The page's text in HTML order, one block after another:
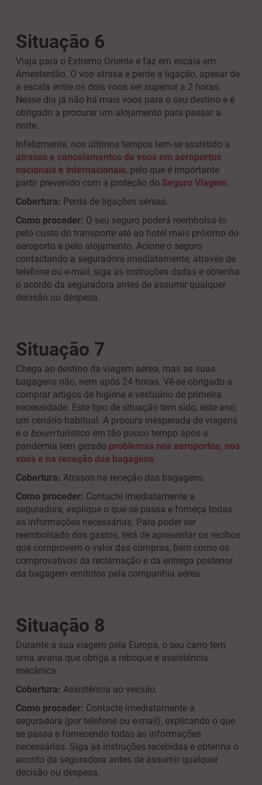
Situação 6
Viaja para o Extremo Oriente e faz em escala em
Amesterdão. O voo atrasa e perde a ligação, apesar de
a escala entre os dois voos ser superior a 2 horas.
Nesse dia já não há mais voos para o seu destino e é
obrigado a procurar um alojamento para passar a
noite.
Infelizmente, nos últimos tempos tem-se assistido a
atrasos e cancelamentos de voos em aeroportos
nacionais e internacionais, pelo que é importante
partir prevenido com a proteção do Seguro Viagem.
Cobertura: Perda de ligações aéreas.
Como proceder: O seu seguro poderá reembolsá-lo
pelo custo do transporte até ao hotel mais próximo do
aeroporto e pelo alojamento. Acione o seguro
contactando a seguradora imediatamente, através de
telefone ou e-mail, siga as instruções dadas e obtenha
o acordo da seguradora antes de assumir qualquer
decisão ou despesa.
Situação 7
Chega ao destino da viagem aérea, mas as suas
bagagens não, nem após 24 horas. Vê-se obrigado a
comprar artigos de higiene e vestuário de primeira
necessidade. Este tipo de situação tem sido, este ano,
um cenário habitual. A procura inesperada de viagens
e o boom turístico em tão pouco tempo após a
pandemia tem gerado problemas nos aeroportos, nos
voos e na receção das bagagens.
Cobertura: Atrasos na receção das bagagens.
Como proceder: Contacte imediatamente a
seguradora, explique o que se passa e forneça todas
as informações necessárias. Para poder ser
reembolsado dos gastos, terá de apresentar os recibos
que comprovem o valor das compras, bem como os
comprovativos da reclamação e da entrega posterior
da bagagem emitidos pela companhia aérea.
Situação 8
Durante a sua viagem pela Europa, o seu carro tem
uma avaria que obriga a reboque e assistência
mecânica.
Cobertura: Assistência ao veículo.
Como proceder: Contacte imediatamente a
seguradora (por telefone ou e-mail), explicando o que
se passa e fornecendo todas as informações
necessárias. Siga as instruções recebidas e obtenha o
acordo da seguradora antes de assumir qualquer
decisão ou despesa.